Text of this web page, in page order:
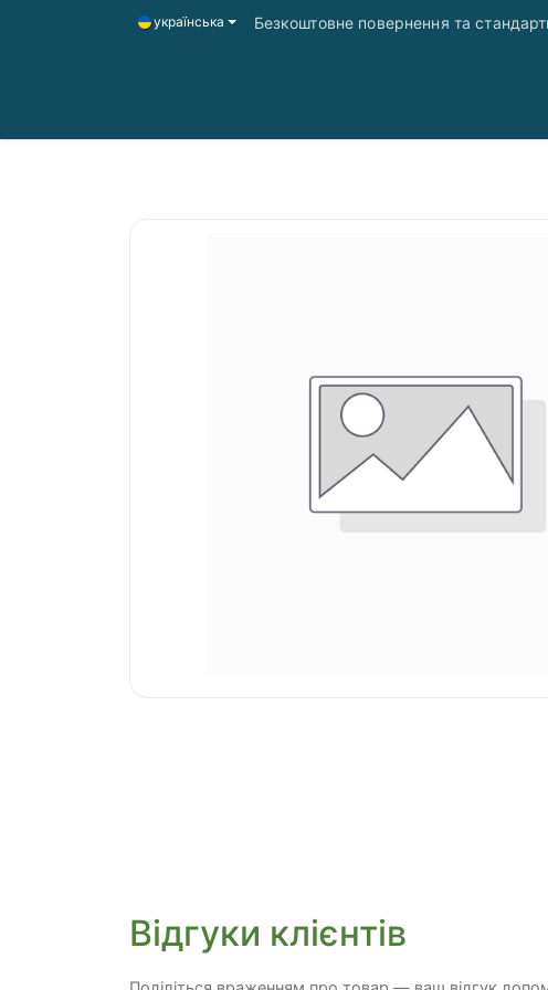
українська Безкоштовне повернення та
Відгуки клієнтів